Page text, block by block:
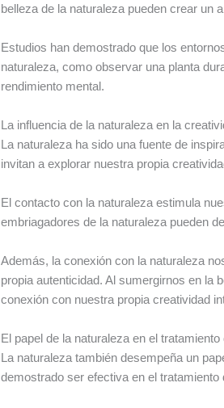
belleza de la naturaleza pueden crear un
Estudios han demostrado que los
naturaleza, como observar una planta
rendimiento mental.
La influencia de la naturaleza en la
La naturaleza ha sido una fuente de
invitan a explorar nuestra propia
El contacto con la naturaleza estimula
embriagadores de la naturaleza pueden
Además, la conexión con la naturaleza
propia autenticidad. Al sumergirnos en la
conexión con nuestra propia creatividad
El papel de la naturaleza en el
La naturaleza también desempeña un
demostrado ser efectiva en el